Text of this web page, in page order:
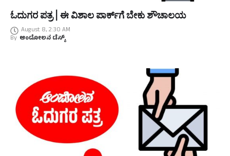
ಓದುಗರ ಪತ್ರ | ಈ ವಿಶಾಲ ಪಾರ್ಕ್‌ಗೆ ಬೇಕು ಶೌಚಾಲಯ
August 8, 2:30 AM
By ಆಂದೋಲನ ಡೆಸ್ಕ್